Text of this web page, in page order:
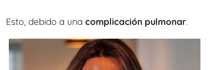
Esto, debido a una complicación pulmonar.